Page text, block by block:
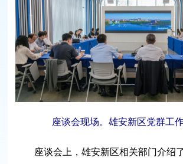
座谈会现场。雄安新区党群工
座谈会上，雄安新区相关部门介绍